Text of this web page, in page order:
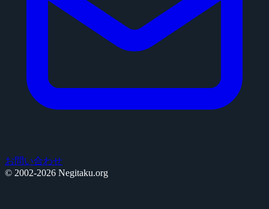
お問い合わせ
© 2002-2026 Negitaku.org